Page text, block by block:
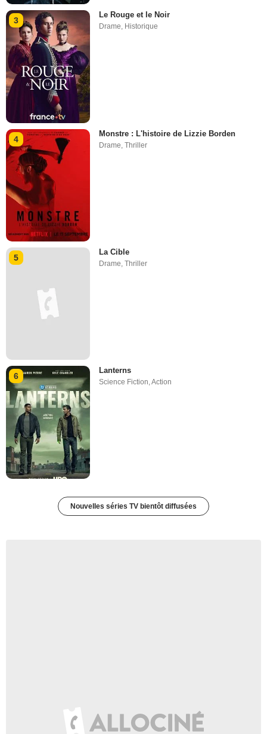
3
Le Rouge et le Noir
Drame, Historique
4
Monstre : L'histoire de Lizzie Borden
Drame ,Thriller
5
La Cible
Drame,Thriller
6
Lanterns
Science Fiction,Action
Nouvelles séries TV bientôt diffusées